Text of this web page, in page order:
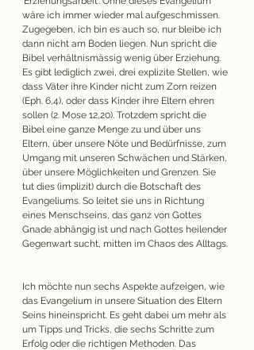
wäre ich immer wieder mal aufgeschmissen.
Zugegeben, ich bin es auch so, nur bleibe ich
dann nicht am Boden liegen. Nun spricht die
Bibel verhältnismässig wenig über Erziehung.
Es gibt lediglich zwei, drei explizite Stellen, wie
dass Väter ihre Kinder nicht zum Zorn reizen
(Eph. 6,4), oder dass Kinder ihre Eltern ehren
sollen (2. Mose 12,20). Trotzdem spricht die
Bibel eine ganze Menge zu und über uns
Eltern, über unsere Nöte und Bedürfnisse, zum
Umgang mit unseren Schwächen und Stärken,
über unsere Möglichkeiten und Grenzen. Sie
tut dies (implizit) durch die Botschaft des
Evangeliums. So leitet sie uns in Richtung
eines Menschseins, das ganz von Gottes
Gnade abhängig ist und nach Gottes heilender
Gegenwart sucht, mitten im Chaos des Alltags.
Ich möchte nun sechs Aspekte aufzeigen, wie
das Evangelium in unsere Situation des Eltern
Seins hineinspricht. Es geht dabei um mehr als
um Tipps und Tricks, die sechs Schritte zum
Erfolg oder die richtigen Methoden. Das